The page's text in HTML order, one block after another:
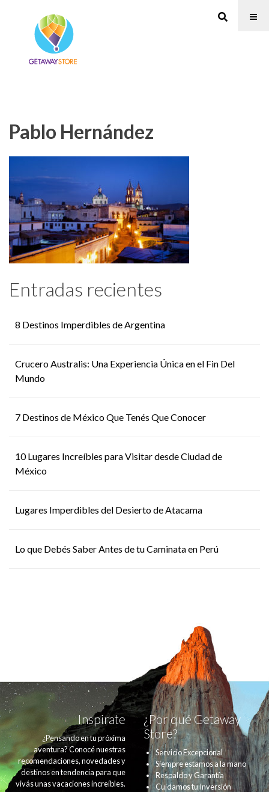
Pablo Hernández
Entradas recientes
8 Destinos Imperdibles de Argentina
Crucero Australis: Una Experiencia Única en el Fin Del
Mundo
7 Destinos de México Que Tenés Que Conocer
10 Lugares Increíbles para Visitar desde Ciudad de
México
Lugares Imperdibles del Desierto de Atacama
Lo que Debés Saber Antes de tu Caminata en Perú
Inspirate
¿Pensando en tu próxima
aventura? Conocé nuestras
recomendaciones, novedades y
destinos en tendencia para que
vivás unas vacaciones increíbles.
¿Por qué Getaway
Store?
Servicio Excepcional
Siempre estamos a la mano
Respaldo y Garantía
Cuidamos tu Inversión